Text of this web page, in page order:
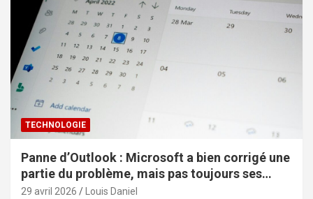
TECHNOLOGIE
Panne d’Outlook : Microsoft a bien corrigé une
partie du problème, mais pas toujours ses
effets
29 avril 2026 Louis Daniel